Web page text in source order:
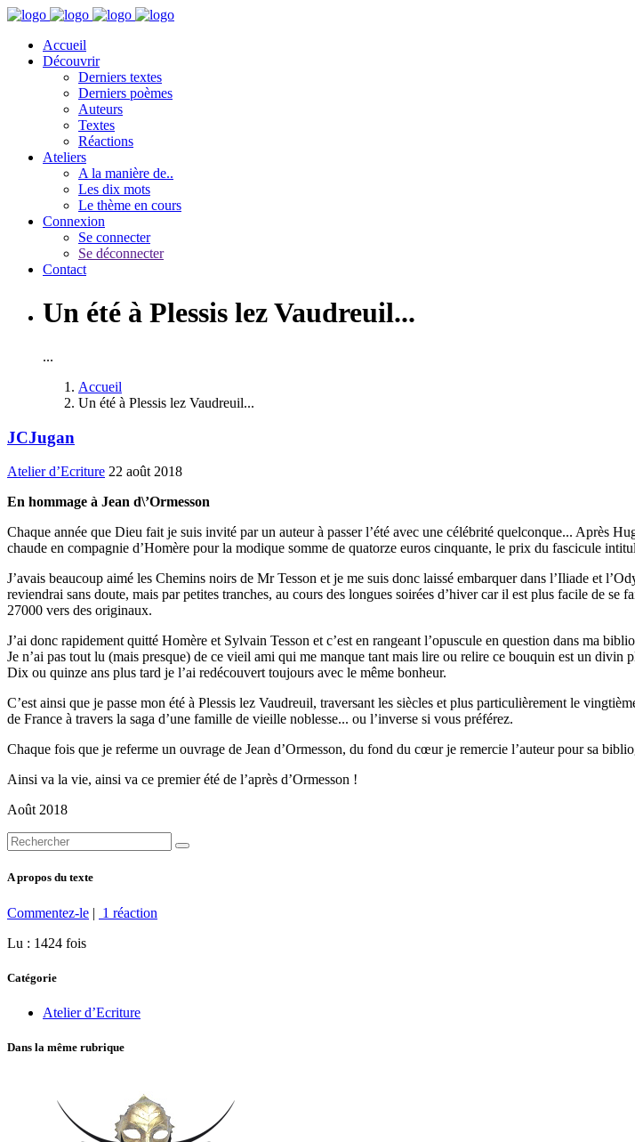
Accueil
Découvrir
Derniers textes
Derniers poèmes
Auteurs
Textes
Réactions
Ateliers
A la manière de..
Les dix mots
Le thème en cours
Connexion
Se connecter
Se déconnecter
Contact
Un été à Plessis lez Vaudreuil...
...
Accueil
Un été à Plessis lez Vaudreuil...
JCJugan
Atelier d’Ecriture 22 août 2018
En hommage à Jean d\’Ormesson
Chaque année que Dieu fait je suis invité par un auteur à passer l’été avec une célébrité quelconque... Après
chaude en compagnie d’Homère pour la modique somme de quatorze euros cinquante, le prix du fascicule
J’avais beaucoup aimé les Chemins noirs de Mr Tesson et je me suis donc laissé embarquer dans l’Iliade et
reviendrai sans doute, mais par petites tranches, au cours des longues soirées d’hiver car il est plus facile de
27000 vers des originaux.
J’ai donc rapidement quitté Homère et Sylvain Tesson et c’est en rangeant l’opuscule en question dans ma
Je n’ai pas tout lu (mais presque) de ce vieil ami qui me manque tant mais lire ou relire ce bouquin est un divin
Dix ou quinze ans plus tard je l’ai redécouvert toujours avec le même bonheur.
C’est ainsi que je passe mon été à Plessis lez Vaudreuil, traversant les siècles et plus particulièrement le
de France à travers la saga d’une famille de vieille noblesse... ou l’inverse si vous préférez.
Chaque fois que je referme un ouvrage de Jean d’Ormesson, du fond du cœur je remercie l’auteur pour sa
Ainsi va la vie, ainsi va ce premier été de l’après d’Ormesson !
Août 2018
A propos du texte
Commentez-le | 1 réaction
Lu : 1424 fois
Catégorie
Atelier d’Ecriture
Dans la même rubrique